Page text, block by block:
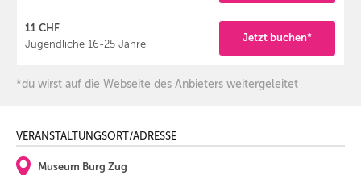
11 CHF
Jugendliche 16-25 Jahre
Jetzt buchen*
*du wirst auf die Webseite des Anbieters weitergeleitet
VERANSTALTUNGSORT/ADRESSE
Museum Burg Zug